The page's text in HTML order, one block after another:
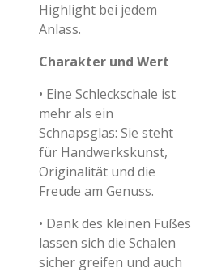
Highlight bei jedem
Anlass.
Charakter und Wert
• Eine Schleckschale ist
mehr als ein
Schnapsglas: Sie steht
für Handwerkskunst,
Originalität und die
Freude am Genuss.
• Dank des kleinen Fußes
lassen sich die Schalen
sicher greifen und auch